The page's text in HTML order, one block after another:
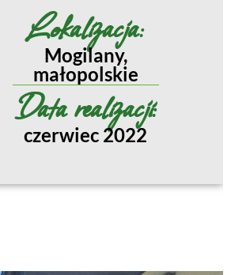
Lokalizacja:
Mogilany,
małopolskie
Data realizacji:
czerwiec 2022